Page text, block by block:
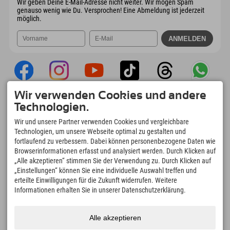
Wir geben Deine E-Mail-Adresse nicht weiter. Wir mögen Spam
genauso wenig wie Du. Versprochen! Eine Abmeldung ist jederzeit
möglich.
Explorer App
Upload Deiner #ExplorerMoments, Mein
Explorer To Go mit Buchungsübersicht,
Bucketlist, Restaurantübersicht uvm. Jetzt
downloaden!
Zeit für Explorer Moments
166 4.634km
Pisten zum Skifahren und
97
Wir verwenden Cookies und andere
Technologien.
Wir und unsere Partner verwenden Cookies und vergleichbare
Technologien, um unsere Webseite optimal zu gestalten und
fortlaufend zu verbessern. Dabei können personenbezogene Daten wie
Browserinformationen erfasst und analysiert werden. Durch Klicken auf
„Alle akzeptieren“ stimmen Sie der Verwendung zu. Durch Klicken auf
„Einstellungen“ können Sie eine individuelle Auswahl treffen und
erteilte Einwilligungen für die Zukunft widerrufen. Weitere
Informationen erhalten Sie in unserer Datenschutzerklärung.
Alle akzeptieren